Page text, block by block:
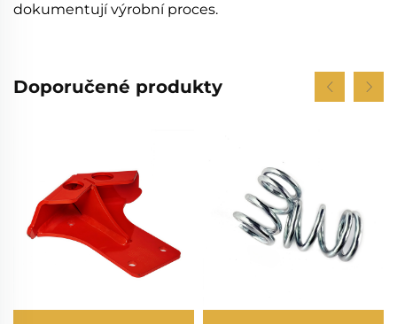
dokumentují výrobní proces.
Doporučené produkty